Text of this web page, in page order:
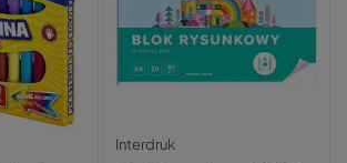
Interdruk